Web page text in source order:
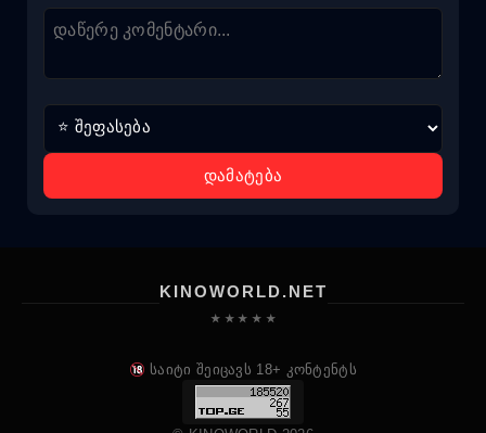
დამატება
KINOWORLD.NET
★ ★ ★ ★ ★
საიტი შეიცავს 18+ კონტენტს